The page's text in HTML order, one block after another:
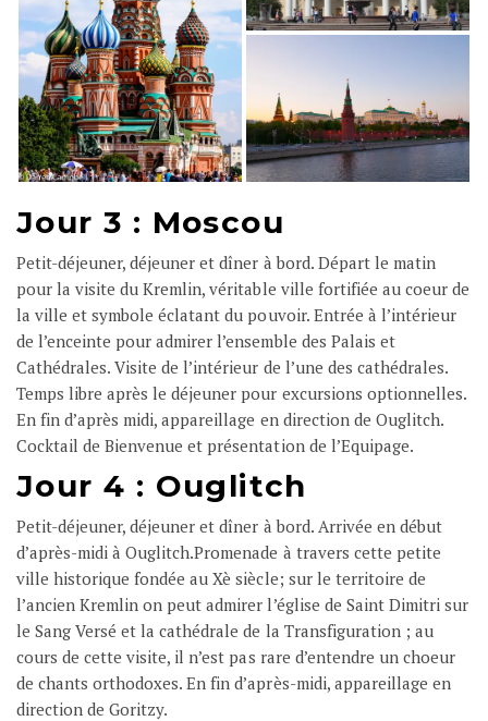
Jour 3 : Moscou
Petit-déjeuner, déjeuner et dîner à bord. Départ le matin
pour la visite du Kremlin, véritable ville fortifiée au coeur de
la ville et symbole éclatant du pouvoir. Entrée à l’intérieur
de l’enceinte pour admirer l’ensemble des Palais et
Cathédrales. Visite de l’intérieur de l’une des cathédrales.
Temps libre après le déjeuner pour excursions optionnelles.
En fin d’après midi, appareillage en direction de Ouglitch.
Cocktail de Bienvenue et présentation de l’Equipage.
Jour 4 : Ouglitch
Petit-déjeuner, déjeuner et dîner à bord. Arrivée en début
d’après-midi à Ouglitch.Promenade à travers cette petite
ville historique fondée au Xè siècle; sur le territoire de
l’ancien Kremlin on peut admirer l’église de Saint Dimitri sur
le Sang Versé et la cathédrale de la Transfiguration ; au
cours de cette visite, il n’est pas rare d’entendre un choeur
de chants orthodoxes. En fin d’après-midi, appareillage en
direction de Goritzy.